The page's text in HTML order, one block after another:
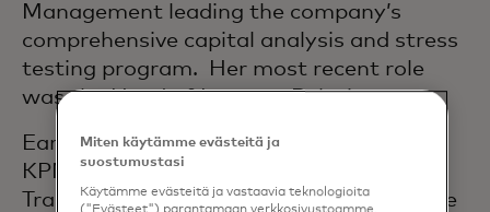
Management leading the company’s
comprehensive capital analysis and stress
testing program. Her most recent role
was the Head of Investor Relations.
Earlier in her career, Vivian worked at
KPMG in its Assurance Practice and
Transaction Advisory Services Group. She
Miten käytämme evästeitä ja
suostumustasi
Käytämme evästeitä ja vastaavia teknologioita